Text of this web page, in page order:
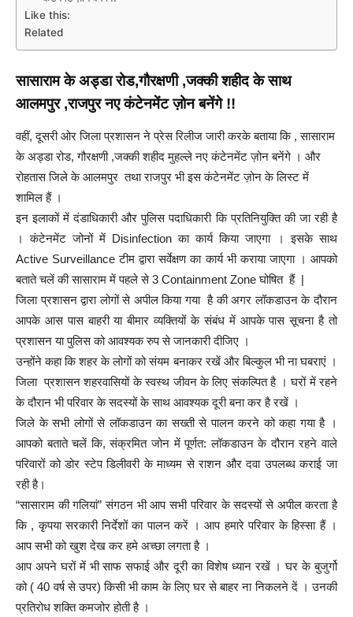
Like this:
Related
सासाराम के अड्डा रोड,गौरक्षणी ,जक्की शहीद के साथ
आलमपुर ,राजपुर नए कंटेनमेंट ज़ोन बनेंगे !!
वहीं, दूसरी ओर जिला प्रशासन ने प्रेस रिलीज जारी करके बताया कि , सासाराम
के अड्डा रोड, गौरक्षणी ,जक्की शहीद मुहल्ले नए कंटेनमेंट ज़ोन बनेंगे । और
रोहतास जिले के आलमपुर तथा राजपुर भी इस कंटेनमेंट ज़ोन के लिस्ट में
शामिल हैं ।
इन इलाकों में दंडाधिकारी और पुलिस पदाधिकारी कि प्रतिनियुक्ति की जा रही है
। कंटेनमेंट जोनों में Disinfection का कार्य किया जाएगा । इसके साथ
Active Surveillance टीम द्वारा सर्वेक्षण का कार्य भी कराया जाएगा । आपको
बताते चलें की सासाराम में पहले से 3 Containment Zone घोषित हैं |
जिला प्रशासन द्वारा लोगों से अपील किया गया है की अगर लॉकडाउन के दौरान
आपके आस पास बाहरी या बीमार व्यक्तियों के संबंध में आपके पास सूचना है तो
प्रशासन या पुलिस को आवश्यक रुप से जानकारी दीजिए ।
उन्होंने कहा कि शहर के लोगों को संयम बनाकर रखें और बिल्कुल भी ना घबराएं ।
जिला प्रशासन शहरवासियों के स्वस्थ जीवन के लिए संकल्पित है । घरों में रहने
के दौरान भी परिवार के सदस्यों के साथ आवश्यक दूरी बना कर है रखें ।
जिले के सभी लोगों से लॉकडाउन का सख्ती से पालन करने को कहा गया है ।
आपको बताते चलें कि, संक्रमित जोन में पूर्णत: लॉकडाउन के दौरान रहने वाले
परिवारों को डोर स्टेप डिलीवरी के माध्यम से राशन और दवा उपलब्ध कराई जा
रही है।
“सासाराम की गलियां” संगठन भी आप सभी परिवार के सदस्यों से अपील करता है
कि , कृपया सरकारी निर्देशों का पालन करें । आप हमारे परिवार के हिस्सा हैं ।
आप सभी को खुश देख कर हमे अच्छा लगता है ।
आप अपने घरों में भी साफ सफाई और दूरी का विशेष ध्यान रखें । घर के बुजुर्गो
को ( 40 वर्ष से उपर) किसी भी काम के लिए घर से बाहर ना निकलने दें । उनकी
प्रतिरोध शक्ति कमजोर होती है ।